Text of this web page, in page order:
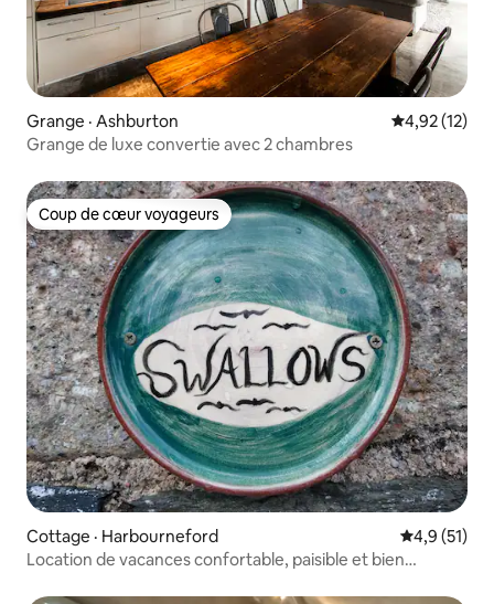
Grange · Ashburton Note
4,92 (12)
Grange de luxe convertie avec 2 chambres
Coup de cœur voyageurs
Coup de cœur voyageurs
Cottage · Harbourneford Note
4,9 (51)
Location de vacances confortable, paisible et bien